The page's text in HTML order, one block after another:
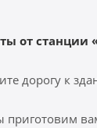
от станции
дорогу к